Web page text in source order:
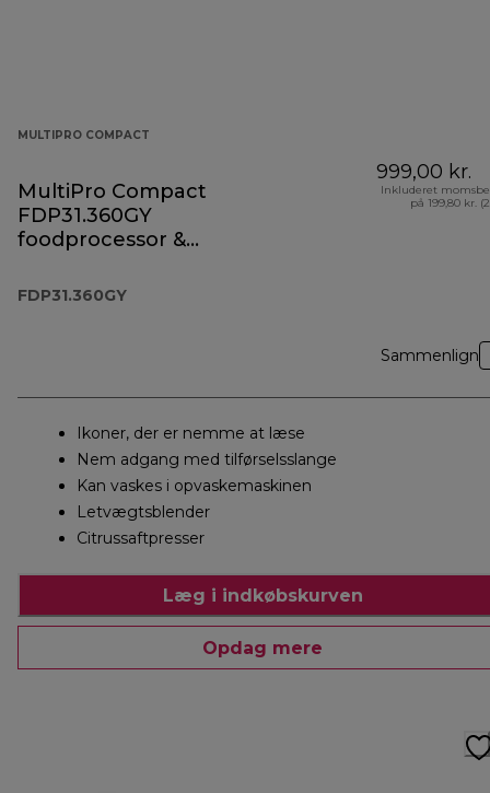
MULTIPRO COMPACT
MultiPro Compact
FDP31.360GY
foodprocessor &
FDP31.360GY
999,00 kr.
Inkluderet
på 199,80 kr.
Sammenlign
Ikoner, der er nemme at læse
Nem adgang med tilførselsslange
Kan vaskes i opvaskemaskinen
Letvægtsblender
Citrussaftpresser
Læg i indkøbskurven
Opdag mere